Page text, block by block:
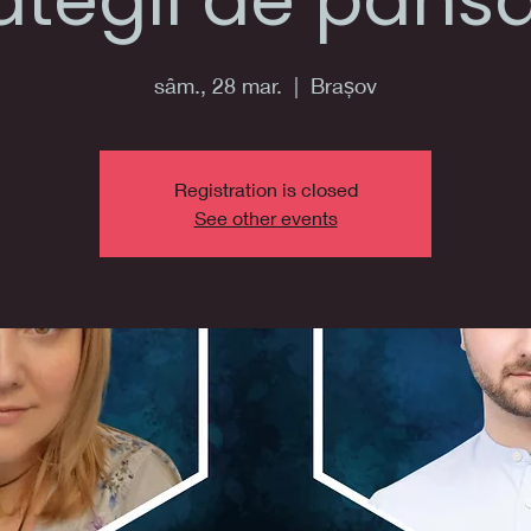
sâm., 28 mar.
  |
Brașov
Registration is closed
See other events